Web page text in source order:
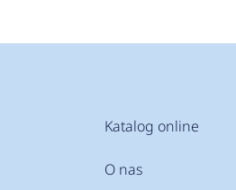
Katalog online
O nas